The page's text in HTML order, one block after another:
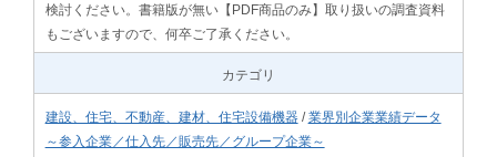
検討ください。書籍版が無い【PDF商品のみ】取り扱いの調査資料
もございますので、何卒ご了承ください。
カテゴリ
建設、住宅、不動産、建材、住宅設備機器/業界別企業業績データ
～参入企業／仕入先／販売先／グループ企業～